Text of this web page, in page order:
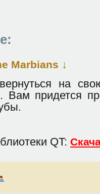
Marbians ↓
на
Вам придется
QT: